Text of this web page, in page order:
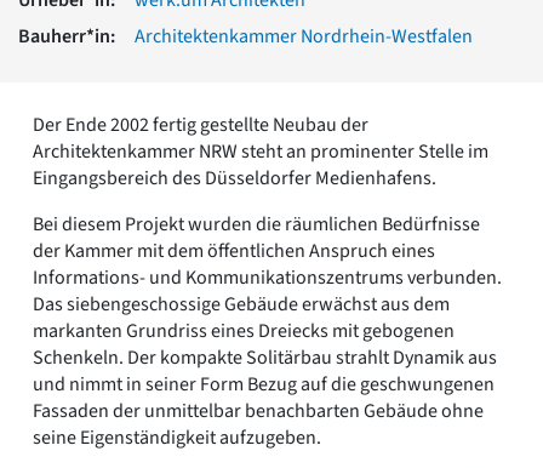
Vorromanik
Über baukunst-nrw
Fachbeirat
Kontakt
Impressum
Datenschutz
Suchbegriff eingeben
Bauherr*in:
Architektenkammer Nordrhein-Westfalen
Der Ende 2002 fertig gestellte Neubau der
Architektenkammer NRW steht an prominenter Stelle im
Eingangsbereich des Düsseldorfer Medienhafens.
Bei diesem Projekt wurden die räumlichen Bedürfnisse
der Kammer mit dem öffentlichen Anspruch eines
Informations- und Kommunikationszentrums verbunden.
Das siebengeschossige Gebäude erwächst aus dem
markanten Grundriss eines Dreiecks mit gebogenen
Schenkeln. Der kompakte Solitärbau strahlt Dynamik aus
und nimmt in seiner Form Bezug auf die geschwungenen
Fassaden der unmittelbar benachbarten Gebäude ohne
seine Eigenständigkeit aufzugeben.